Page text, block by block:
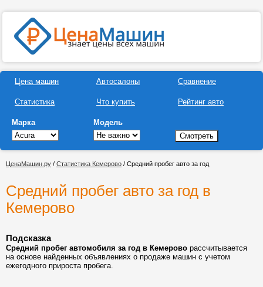
Цена машин
Статистика
Автосалоны
Что купить
Сравнение
Рейтинг авто
Марка Модель
ЦенаМашин.ру / Статистика Кемерово / Средний пробег авто за год
Средний пробег авто за год в
Кемерово
Подсказка
Средний пробег автомобиля за год в Кемерово рассчитывается
на основе найденных объявлениях о продаже машин с учетом
ежегодного прироста пробега.